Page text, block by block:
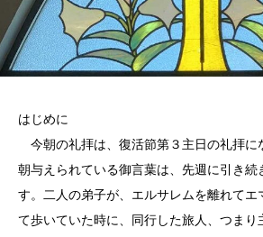
はじめに
今朝の礼拝は、復活節第３主日の礼拝に
朝与えられている御言葉は、先週に引き続
す。二人の弟子が、エルサレムを離れてエ
て歩いていた時に、同行した旅人、つまり